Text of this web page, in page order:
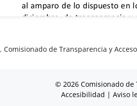
,Comisionado de Transparencia y
© 2026 Comisionado de
Accesibilidad | Aviso